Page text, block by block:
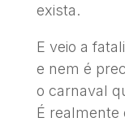
exista.
E veio a
e nem é
o carnaval
É realmente